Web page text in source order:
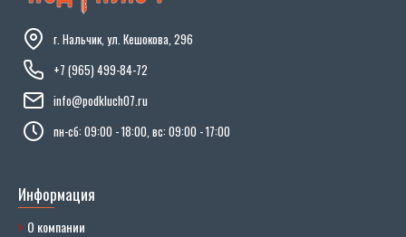
г. Нальчик, ул. Кешокова, 296
+7 (965) 499-84-72
info@podkluch07.ru
пн-сб: 09:00 - 18:00, вс: 09:00 - 17:00
Информация
О компании